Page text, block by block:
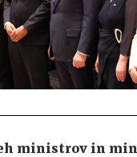
ministrov in